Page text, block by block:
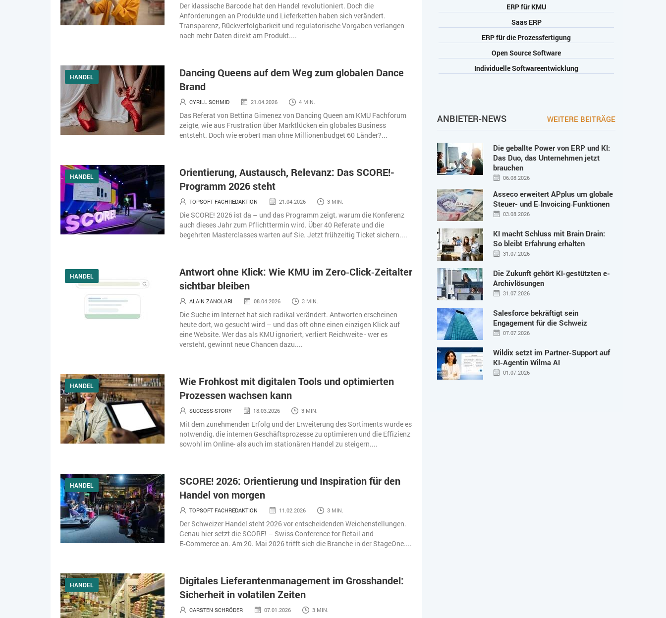
Der klassische Barcode hat den Handel revolutioniert. Doch die
Anforderungen an Produkte und Lieferketten haben sich verändert.
Transparenz, Rückverfolgbarkeit und regulatorische Vorgaben verlangen
nach mehr Daten direkt am Produkt....
HANDEL
Dancing Queens auf dem Weg zum globalen Dance
Brand
CYRILL SCHMID 21.04.2026 4 MIN.
Das Referat von Bettina Gimenez von Dancing Queen am KMU Fachforum
zeigte, wie aus Frustration über Marktlücken ein globales Business
entsteht. Doch wie erobert man ohne Millionenbudget 60 Länder?...
HANDEL
Orientierung, Austausch, Relevanz: Das SCORE!-
Programm 2026 steht
TOPSOFT FACHREDAKTION 21.04.2026 3 MIN.
Die SCORE! 2026 ist da – und das Programm zeigt, warum die Konferenz
auch dieses Jahr zum Pflichttermin wird. Über 40 Referate und die
begehrten Masterclasses warten auf Sie. Jetzt frühzeitig Ticket sichern....
HANDEL
Antwort ohne Klick: Wie KMU im Zero‑Click‑Zeitalter
sichtbar bleiben
ALAIN ZANOLARI 08.04.2026 3 MIN.
Die Suche im Internet hat sich radikal verändert. Antworten erscheinen
heute dort, wo gesucht wird – und das oft ohne einen einzigen Klick auf
eine Website. Wer das als KMU ignoriert, verliert Reichweite - wer es
versteht, gewinnt neue Chancen dazu....
HANDEL
Wie Frohkost mit digitalen Tools und optimierten
Prozessen wachsen kann
SUCCESS-STORY 18.03.2026 3 MIN.
Mit dem zunehmenden Erfolg und der Erweiterung des Sortiments wurde es
notwendig, die internen Geschäftsprozesse zu optimieren und die Effizienz
sowohl im Online- als auch im stationären Handel zu steigern....
HANDEL
SCORE! 2026: Orientierung und Inspiration für den
Handel von morgen
TOPSOFT FACHREDAKTION 11.02.2026 3 MIN.
Der Schweizer Handel steht 2026 vor entscheidenden Weichenstellungen.
Genau hier setzt die SCORE! – Swiss Conference for Retail and
E‑Commerce an. Am 20. Mai 2026 trifft sich die Branche in der StageOne....
HANDEL
Digitales Lieferantenmanagement im Grosshandel:
Sicherheit in volatilen Zeiten
CARSTEN SCHRÖDER 07.01.2026 3 MIN.
ERP für KMU
Saas ERP
ERP für die Prozessfertigung
Open Source Software
Individuelle Softwareentwicklung
ANBIETER-NEWS WEITERE BEITRÄGE
Die geballte Power von ERP und KI:
Das Duo, das Unternehmen jetzt
brauchen
06.08.2026
Asseco erweitert APplus um globale
Steuer- und E‑Invoicing‑Funktionen
03.08.2026
KI macht Schluss mit Brain Drain:
So bleibt Erfahrung erhalten
31.07.2026
Die Zukunft gehört KI-gestützten e-
Archivlösungen
31.07.2026
Salesforce bekräftigt sein
Engagement für die Schweiz
07.07.2026
Wildix setzt im Partner-Support auf
KI-Agentin Wilma AI
01.07.2026